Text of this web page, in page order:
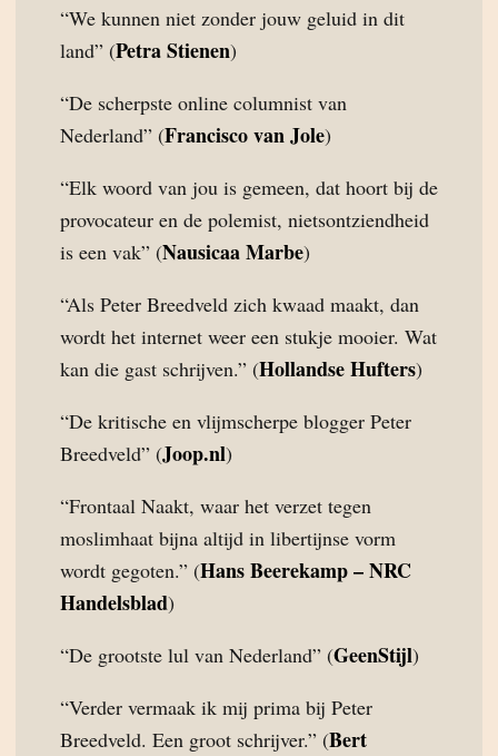
“We kunnen niet zonder jouw geluid in dit
land” (Petra Stienen)
“De scherpste online columnist van
Nederland” (Francisco van Jole)
“Elk woord van jou is gemeen, dat hoort bij de
provocateur en de polemist, nietsontziendheid
is een vak” (Nausicaa Marbe)
“Als Peter Breedveld zich kwaad maakt, dan
wordt het internet weer een stukje mooier. Wat
kan die gast schrijven.” (Hollandse Hufters)
“De kritische en vlijmscherpe blogger Peter
Breedveld” (Joop.nl)
“Frontaal Naakt, waar het verzet tegen
moslimhaat bijna altijd in libertijnse vorm
wordt gegoten.” (Hans Beerekamp – NRC
Handelsblad)
“De grootste lul van Nederland” (GeenStijl)
“Verder vermaak ik mij prima bij Peter
Breedveld. Een groot schrijver.” (Bert